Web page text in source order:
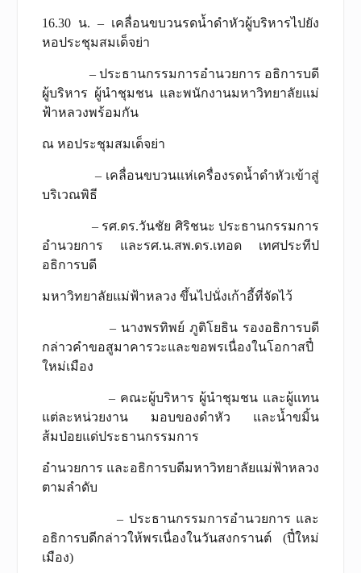
16.30 น. – เคลื่อนขบวนรดน้ำดำหัวผู้บริหารไปยัง
หอประชุมสมเด็จย่า
– ประธานกรรมการอำนวยการ อธิการบดี
ผู้บริหาร ผู้นำชุมชน และพนักงานมหาวิทยาลัยแม่
ฟ้าหลวงพร้อมกัน
ณ หอประชุมสมเด็จย่า
– เคลื่อนขบวนแห่เครื่องรดน้ำดำหัวเข้าสู่
บริเวณพิธี
– รศ.ดร.วันชัย ศิริชนะ ประธานกรรมการ
อำนวยการ และรศ.น.สพ.ดร.เทอด เทศประทีป
อธิการบดี
มหาวิทยาลัยแม่ฟ้าหลวง ขึ้นไปนั่งเก้าอี้ที่จัดไว้
– นางพรทิพย์ ภูติโยธิน รองอธิการบดี
กล่าวคำขอสูมาคารวะและขอพรเนื่องในโอกาสปี๋
ใหม่เมือง
– คณะผู้บริหาร ผู้นำชุมชน และผู้แทน
แต่ละหน่วยงาน มอบของดำหัว และน้ำขมิ้น
ส้มป่อยแด่ประธานกรรมการ
อำนวยการ และอธิการบดีมหาวิทยาลัยแม่ฟ้าหลวง
ตามลำดับ
– ประธานกรรมการอำนวยการ และ
อธิการบดีกล่าวให้พรเนื่องในวันสงกรานต์ (ปี๋ใหม่
เมือง)